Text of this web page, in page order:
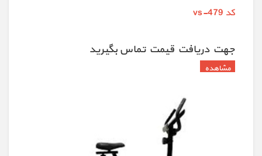
کد vs-479
جهت دريافت قيمت تماس بگيريد